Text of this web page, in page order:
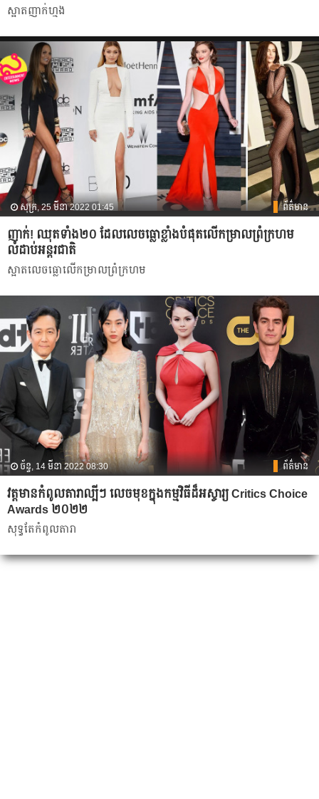
ស្អាតញាក់ហ្មង
សុក្រ, 25 មីនា 2022 01:45 ព័ត៌មាន
ញាក់! ឈុតទាំង២០ ដែលលេចធ្លោខ្លាំងបំផុតលើកម្រាលព្រំក្រហម
លំដាប់អន្តរជាតិ
ស្អាតលេចធ្លោលើកម្រាលព្រំក្រហម
ច័ន្ទ, 14 មីនា 2022 08:30 ព័ត៌មាន
វត្តមានកំពូលតារាល្បីៗ លេចមុខក្នុងកម្មវិធីដ៏អស្ចារ្យ Critics Choice
Awards ២០២២
សុទ្ធតែកំពូលតារា